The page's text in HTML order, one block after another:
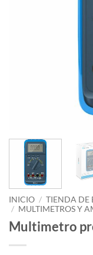
INICIO / TIENDA DE
/ MULTIMETROS Y
Multimetro